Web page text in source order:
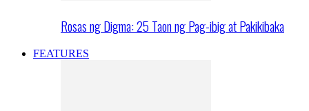
Rosas ng Digma: 25 Taon ng Pag-ibig at Pakikibaka
FEATURES